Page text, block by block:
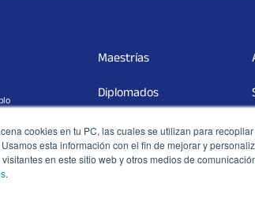
cookies en tu PC, las cuales se utilizan para
esta información con el fin de mejorar y
en este sitio web y otros medios de
.
Maestrías
Diplomados
PED
Cursos